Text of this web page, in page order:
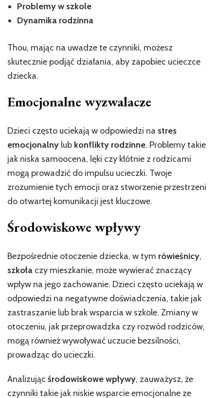
Problemy w szkole
Dynamika rodzinna
Thou, mając na uwadze te czynniki, możesz
skutecznie podjąć działania, aby zapobiec ucieczce
dziecka.
Emocjonalne wyzwalacze
Dzieci często uciekają w odpowiedzi na stres
emocjonalny lub konflikty rodzinne. Problemy takie
jak niska samoocena, lęki czy kłótnie z rodzicami
mogą prowadzić do impulsu ucieczki. Twoje
zrozumienie tych emocji oraz stworzenie przestrzeni
do otwartej komunikacji jest kluczowe.
Środowiskowe wpływy
Bezpośrednie otoczenie dziecka, w tym rówieśnicy,
szkoła czy mieszkanie, może wywierać znaczący
wpływ na jego zachowanie. Dzieci często uciekają w
odpowiedzi na negatywne doświadczenia, takie jak
zastraszanie lub brak wsparcia w szkole. Zmiany w
otoczeniu, jak przeprowadzka czy rozwód rodziców,
mogą również wywoływać uczucie bezsilności,
prowadząc do ucieczki.
Analizując środowiskowe wpływy, zauważysz, że
czynniki takie jak niskie wsparcie emocjonalne ze